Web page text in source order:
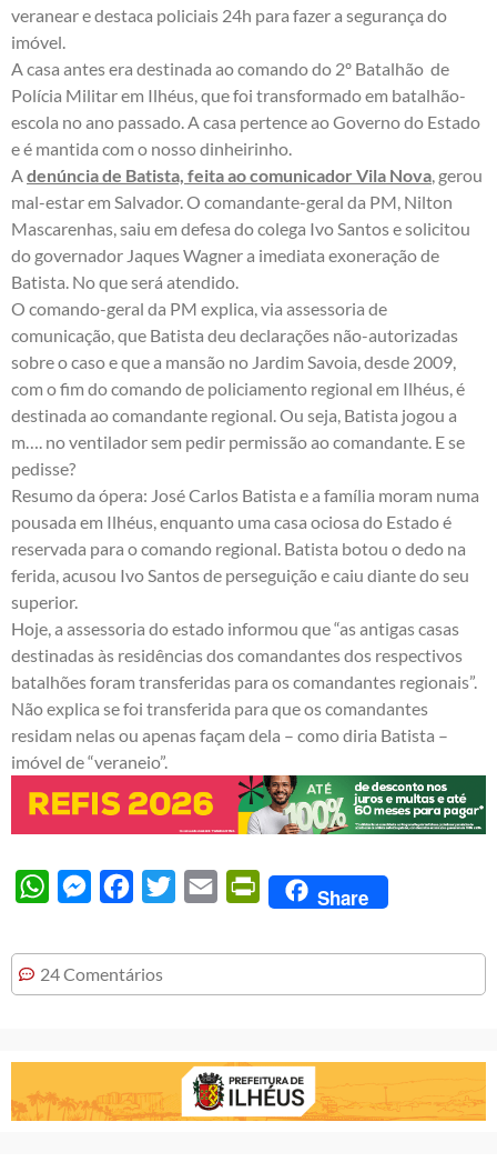
veranear e destaca policiais 24h para fazer a segurança do
imóvel.
A casa antes era destinada ao comando do 2º Batalhão de
Polícia Militar em Ilhéus, que foi transformado em batalhão-
escola no ano passado. A casa pertence ao Governo do Estado
e é mantida com o nosso dinheirinho.
Adenúncia de Batista, feita ao comunicador Vila Nova, gerou
mal-estar em Salvador. O comandante-geral da PM, Nilton
Mascarenhas, saiu em defesa do colega Ivo Santos e solicitou
do governador Jaques Wagner a imediata exoneração de
Batista. No que será atendido.
O comando-geral da PM explica, via assessoria de
comunicação, que Batista deu declarações não-autorizadas
sobre o caso e que a mansão no Jardim Savoia, desde 2009,
com o fim do comando de policiamento regional em Ilhéus, é
destinada ao comandante regional. Ou seja, Batista jogou a
m…. no ventilador sem pedir permissão ao comandante. E se
pedisse?
Resumo da ópera: José Carlos Batista e a família moram numa
pousada em Ilhéus, enquanto uma casa ociosa do Estado é
reservada para o comando regional. Batista botou o dedo na
ferida, acusou Ivo Santos de perseguição e caiu diante do seu
superior.
Hoje, a assessoria do estado informou que “as antigas casas
destinadas às residências dos comandantes dos respectivos
batalhões foram transferidas para os comandantes regionais”.
Não explica se foi transferida para que os comandantes
residam nelas ou apenas façam dela – como diria Batista –
imóvel de “veraneio”.
WhatsAppMessengerFacebook
Twitter Email PrintFriendly
Share
24 Comentários